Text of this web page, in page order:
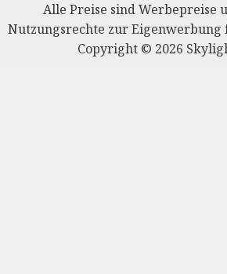
Alle Preise sind Werbepreise
Nutzungsrechte zur Eigenwerbung
Copyright © 2026